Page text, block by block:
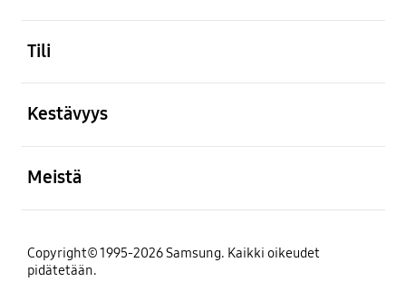
Tili
Kestävyys
Meistä
Copyright© 1995-2026 Samsung. Kaikki oikeudet
pidätetään.